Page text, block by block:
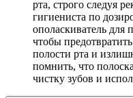
рта, строго следуя
гигиениста по
ополаскиватель для
чтобы
полости рта и
помнить, что
чистку зубов и